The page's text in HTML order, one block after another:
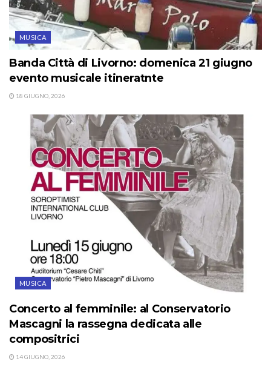
MUSICA
Banda Città di Livorno: domenica 21 giugno
evento musicale itineratnte
18 GIUGNO, 2026
MUSICA
Concerto al femminile: al Conservatorio
Mascagni la rassegna dedicata alle
compositrici
14 GIUGNO, 2026